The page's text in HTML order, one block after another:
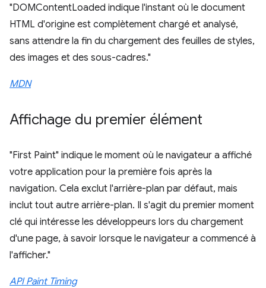
"DOMContentLoaded indique l'instant où le document
HTML d'origine est complètement chargé et analysé,
sans attendre la fin du chargement des feuilles de styles,
des images et des sous-cadres."
MDN
Affichage du premier élément
"First Paint" indique le moment où le navigateur a affiché
votre application pour la première fois après la
navigation. Cela exclut l'arrière-plan par défaut, mais
inclut tout autre arrière-plan. Il s'agit du premier moment
clé qui intéresse les développeurs lors du chargement
d'une page, à savoir lorsque le navigateur a commencé à
l'afficher."
API Paint Timing